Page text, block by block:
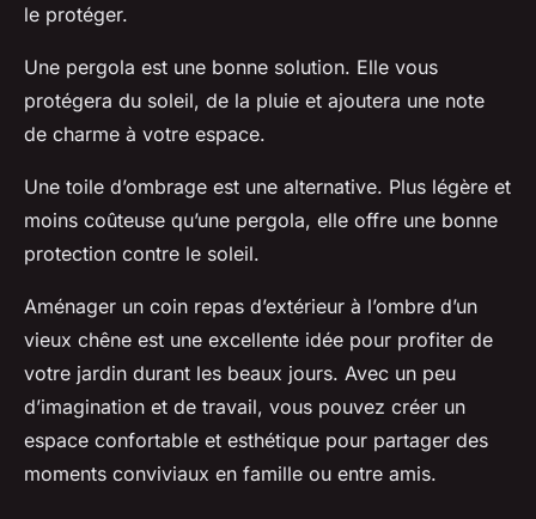
le protéger.
Une pergola est une bonne solution. Elle vous
protégera du soleil, de la pluie et ajoutera une note
de charme à votre espace.
Une toile d’ombrage est une alternative. Plus légère et
moins coûteuse qu’une pergola, elle offre une bonne
protection contre le soleil.
Aménager un coin repas d’extérieur à l’ombre d’un
vieux chêne est une excellente idée pour profiter de
votre jardin durant les beaux jours. Avec un peu
d’imagination et de travail, vous pouvez créer un
espace confortable et esthétique pour partager des
moments conviviaux en famille ou entre amis.